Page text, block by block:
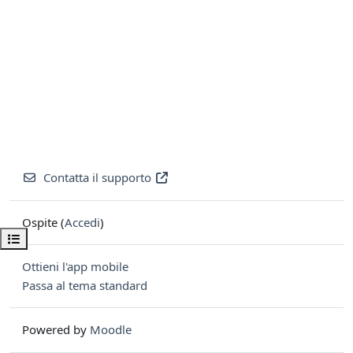
Apri indice del corso
Contatta il supporto
Ospite (Accedi)
Ottieni l'app mobile
Passa al tema standard
Powered by Moodle